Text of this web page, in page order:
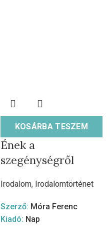
KOSÁRBA TESZEM
Ének a
szegénységről
Irodalom, Irodalomtörténet
Szerző: Móra Ferenc
Kiadó: Nap